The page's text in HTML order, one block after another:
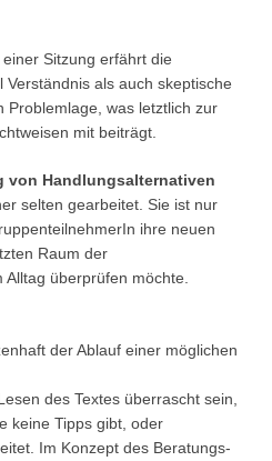
Sitzung erfährt die
als auch skeptische
Problemlage, was letztlich zur
mit beiträgt.
von Handlungsalternativen
selten gearbeitet. Sie ist nur
ihre neuen
Raum der
überprüfen möchte.
der Ablauf einer möglichen
des Textes überrascht sein,
keine Tipps gibt, oder
Im Konzept des Beratungs-